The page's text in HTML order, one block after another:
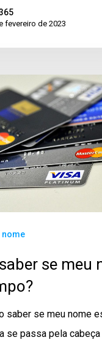
fevereiro de 2023
nome
se meu
saber se meu nome
se passa pela